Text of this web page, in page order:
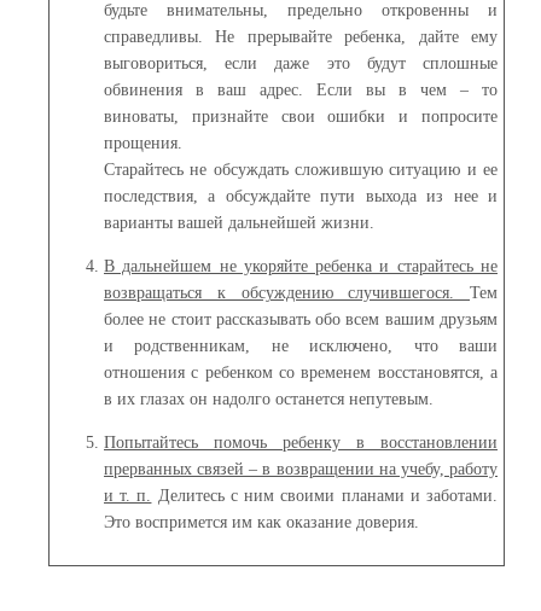
будьте внимательны, предельно откровенны и
справедливы. Не прерывайте ребенка, дайте ему
выговориться, если даже это будут сплошные
обвинения в ваш адрес. Если вы в чем – то
виноваты, признайте свои ошибки и попросите
прощения.
Старайтесь не обсуждать сложившую ситуацию и ее
последствия, а обсуждайте пути выхода из нее и
варианты вашей дальнейшей жизни.
В дальнейшем не укоряйте ребенка и старайтесь не
возвращаться к обсуждению случившегося. Тем
более не стоит рассказывать обо всем вашим друзьям
и родственникам, не исключено, что ваши
отношения с ребенком со временем восстановятся, а
в их глазах он надолго останется непутевым.
Попытайтесь помочь ребенку в восстановлении
прерванных связей – в возвращении на учебу, работу
и т. п. Делитесь с ним своими планами и заботами.
Это воспримется им как оказание доверия.